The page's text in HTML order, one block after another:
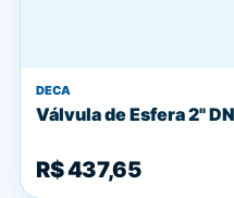
DECA
Válvula de Esfera 2"
R$ 437,65